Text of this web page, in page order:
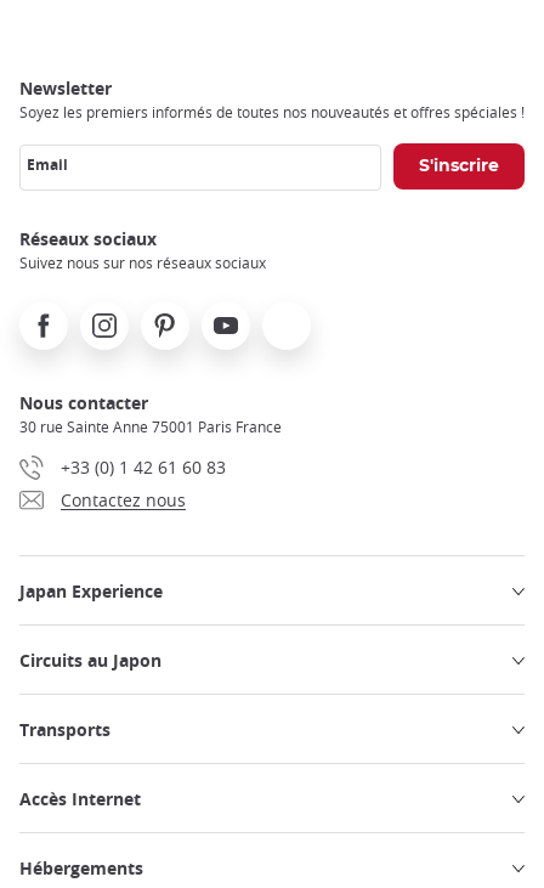
Newsletter
Soyez les premiers informés de toutes nos nouveautés et offres spéciales !
Email
Réseaux sociaux
Suivez nous sur nos réseaux sociaux
FacebookInstagramPinterest Youtube
Nous contacter
30 rue Sainte Anne 75001 Paris France
+33 (0) 1 42 61 60 83
Contactez nous
Japan Experience
Circuits au Japon
Transports
Accès Internet
Hébergements